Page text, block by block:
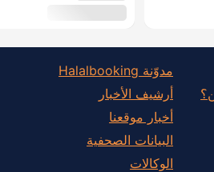
مدوّنة Halalbooking
أرشيف الأخبار
أخبار موقعنا
البيانات الصحفية
الوكالات